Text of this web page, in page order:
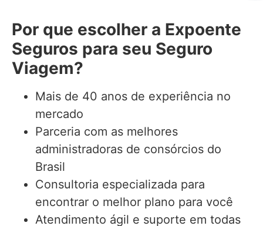
Por que escolher a Expoente
Seguros para seu Seguro
Viagem?
Mais de 40 anos de experiência no
mercado
Parceria com as melhores
administradoras de consórcios do
Brasil
Consultoria especializada para
encontrar o melhor plano para você
Atendimento ágil e suporte em todas